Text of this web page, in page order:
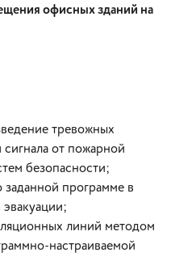
офисных зданий на
тревожных
от пожарной
безопасности;
программе в
линий методом
настраиваемой